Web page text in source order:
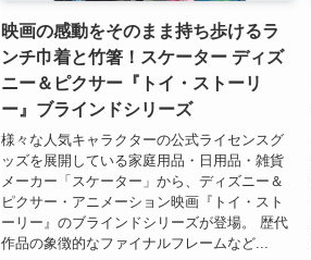
映画の感動をそのまま持ち歩けるラ
ンチ巾着と竹箸！スケーター ディズ
ニー＆ピクサー『トイ・ストーリ
ー』ブラインドシリーズ
様々な人気キャラクターの公式ライセンスグ
ッズを展開している家庭用品・日用品・雑貨
メーカー「スケーター」から、ディズニー＆
ピクサー・アニメーション映画『トイ・スト
ーリー』のブラインドシリーズが登場。 歴代
作品の象徴的なファイナルフレームなど...